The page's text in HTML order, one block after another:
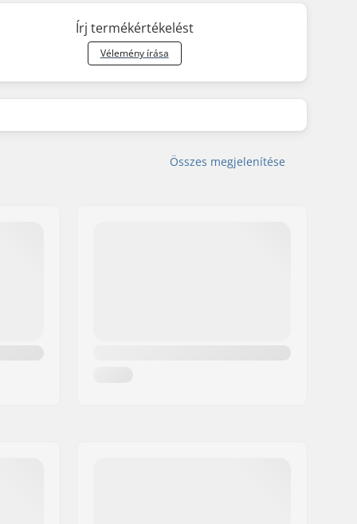
Írj termékértékelést
Vélemény írása
Összes megjelenítése